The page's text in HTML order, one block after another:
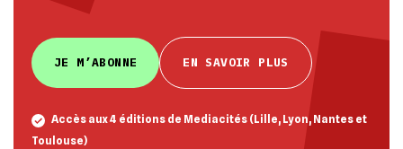
JE M’ABONNE EN SAVOIR PLUS
Accès aux 4 éditions de Mediacités (Lille, Lyon, Nantes et
Toulouse)